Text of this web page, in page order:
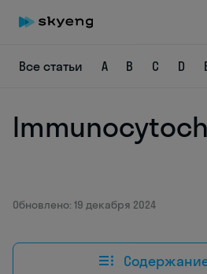
Все статьи A B C D
Обновлено: 19 декабря 2024